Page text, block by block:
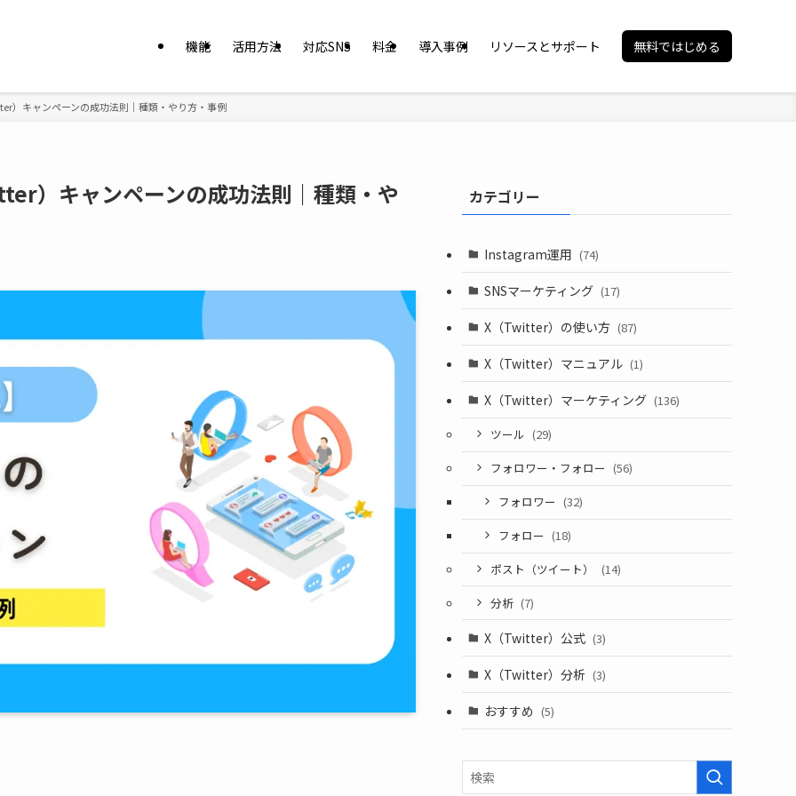
機能 活用方法 対応SNS 料金 導入事例 リソースとサポート 無料ではじめる
）キャンペーンの成功法則｜種類・やり方・事例
）キャンペーンの成功法則｜種類・や カテゴリー
Instagram運用 (74)
SNSマーケティング (17)
X（Twitter）の使い方 (87)
X（Twitter）マニュアル (1)
X（Twitter）マーケティング (136)
ツール (29)
フォロワー・フォロー (56)
フォロワー (32)
フォロー (18)
ポスト（ツイート）
(14)
分析 (7)
X（Twitter）公式 (3)
X（Twitter）分析 (3)
おすすめ (5)